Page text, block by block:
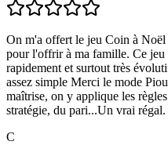
On m'a offert le jeu Coin à Noël
pour l'offrir à ma famille. Ce jeu
rapidement et surtout très
assez simple Merci le mode
maîtrise, on y applique les
stratégie, du pari...Un vrai
C